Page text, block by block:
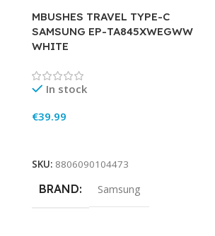
MBUSHES TRAVEL TYPE-C
SAMSUNG EP-TA845XWEGWW
WHITE
In stock
€39.99
SKU: 8806090104473
BRAND Samsung